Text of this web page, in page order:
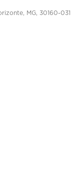
MG, 30160-031